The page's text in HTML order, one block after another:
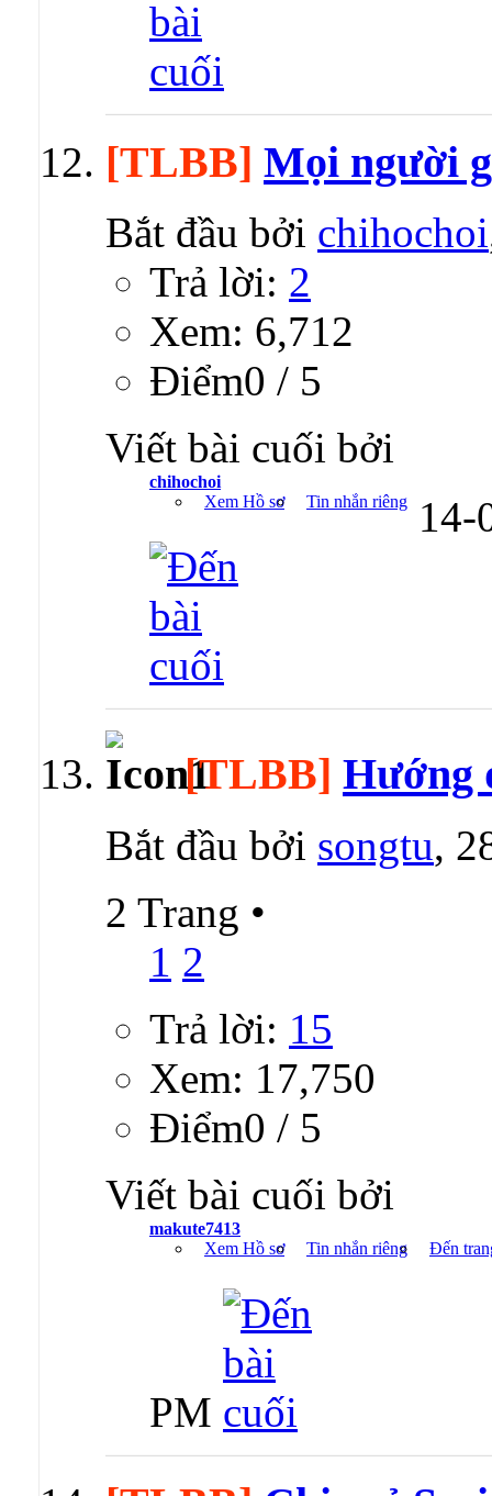
[TLBB] Mọi người
Bắt đầu bởi chihochoi
Trả lời: 2
Xem: 6,712
Ðiểm0 / 5
Viết bài cuối bởi
chihochoi
Xem Hồ sơ
Tin nhắn riêng
[TLBB] Hướng
Bắt đầu bởi songtu,
2 Trang •
1 2
Trả lời: 15
Xem: 17,750
Ðiểm0 / 5
Viết bài cuối bởi
makute7413
Xem Hồ sơ
Tin nhắn riêng Đến
PM